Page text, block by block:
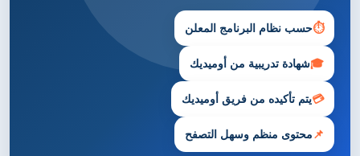
⏱حسب نظام البرنامج المعلن
🎓شهادة تدريبية من أوميديك
💳يتم تأكيده من فريق أوميديك
📌محتوى منظم وسهل التصفح